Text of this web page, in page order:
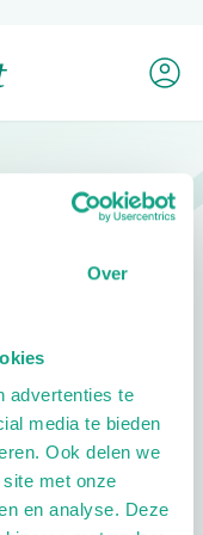
Over
advertenties te
media te bieden
Ook delen we
met onze
en analyse. Deze
Mijn